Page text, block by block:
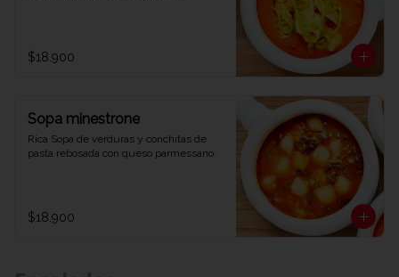
$18.900
Sopa minestrone
Rica Sopa de verduras y conchitas de
pasta rebosada con queso parmessano.
$18.900